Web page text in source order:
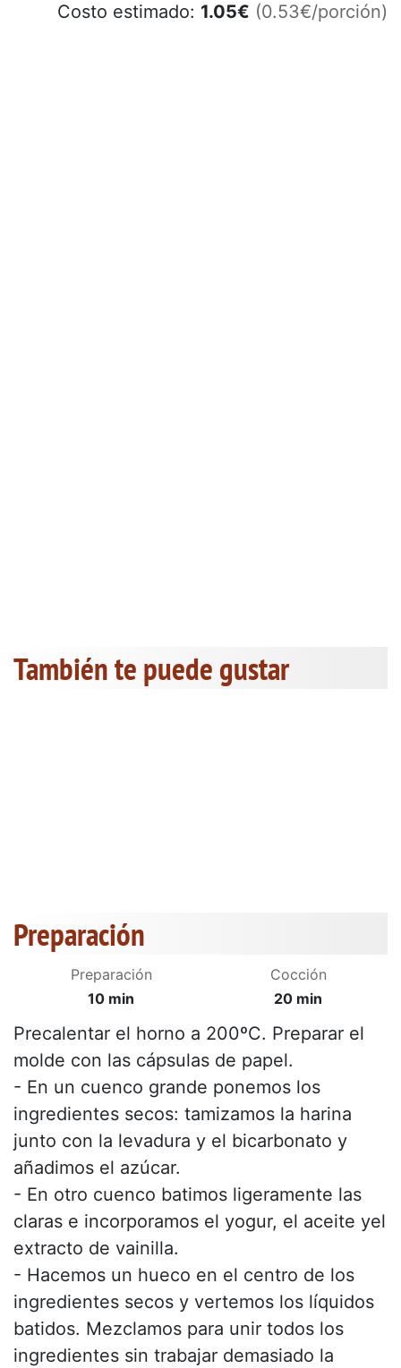
Costo estimado: 1.05€ (0.53€/porción)
También te puede gustar
Preparación
Preparación
10 min
Cocción
20 min
Precalentar el horno a 200ºC. Preparar el
molde con las cápsulas de papel.
- En un cuenco grande ponemos los
ingredientes secos: tamizamos la harina
junto con la levadura y el bicarbonato y
añadimos el azúcar.
- En otro cuenco batimos ligeramente las
claras e incorporamos el yogur, el aceite yel
extracto de vainilla.
- Hacemos un hueco en el centro de los
ingredientes secos y vertemos los líquidos
batidos. Mezclamos para unir todos los
ingredientes sin trabajar demasiado la